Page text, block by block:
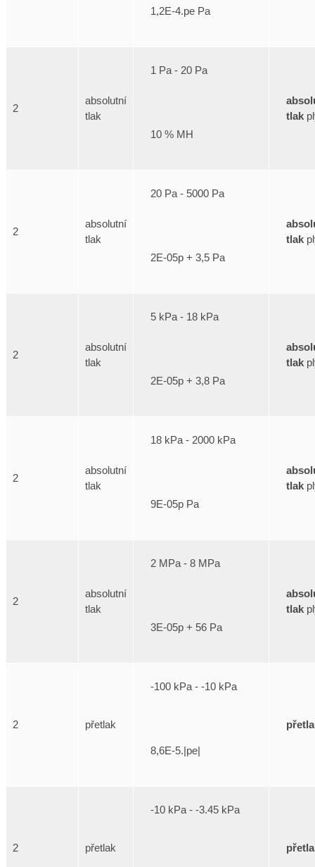
1,2E-4.pe Pa
2
absolutní
tlak
1 Pa - 20 Pa
10 % MH
tlak
2
absolutní
tlak
20 Pa - 5000 Pa
2E-05p + 3,5 Pa
tlak
2
absolutní
tlak
5 kPa - 18 kPa
2E-05p + 3,8 Pa
tlak
2
absolutní
tlak
18 kPa - 2000 kPa
9E-05p Pa
tlak
2
absolutní
tlak
2 MPa - 8 MPa
3E-05p + 56 Pa
tlak
2 přetlak
-100 kPa - -10 kPa
8,6E-5.|pe|
2 přetlak
-10 kPa - -3.45 kPa